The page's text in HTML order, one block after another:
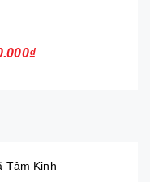
Tâm Kinh